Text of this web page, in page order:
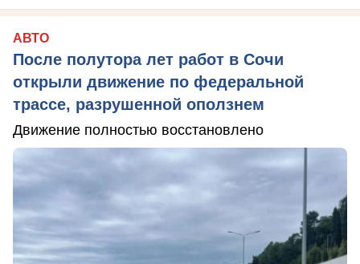
АВТО
После полутора лет работ в Сочи
открыли движение по федеральной
трассе, разрушенной оползнем
Движение полностью восстановлено